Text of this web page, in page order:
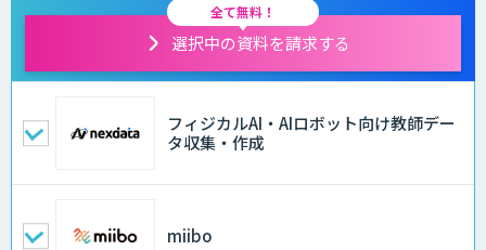
全て無料！
選択中の資料を請求する
フィジカルAI・AIロボット向け教師デー
タ収集・作成
miibo